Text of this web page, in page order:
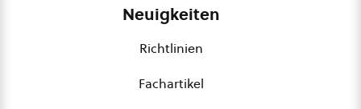
Neuigkeiten
Richtlinien
Fachartikel